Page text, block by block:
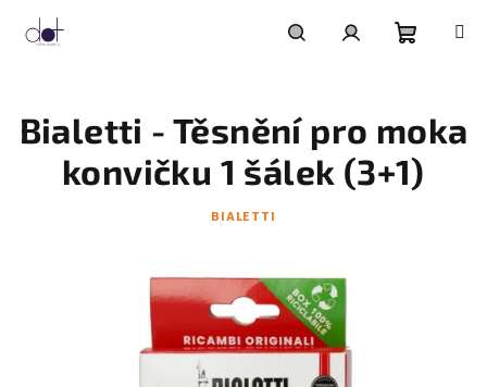
košík
Bialetti - Těsnění pro moka
konvičku 1 šálek (3+1)
BIALETTI